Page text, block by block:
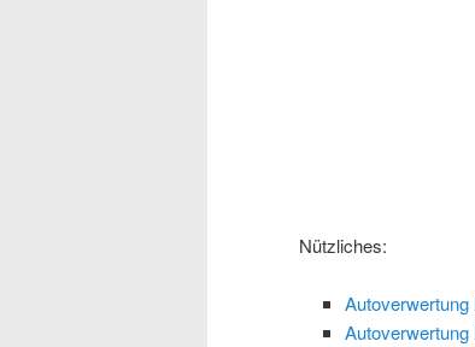
Nützliches:
Autoverwertung
Autoverwertung